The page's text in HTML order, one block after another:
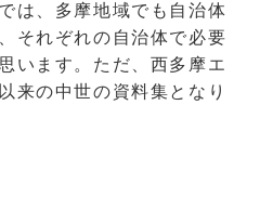
は、多摩地域でも自治体
それぞれの自治体で必要
います。ただ、西多摩エ
来の中世の資料集となり